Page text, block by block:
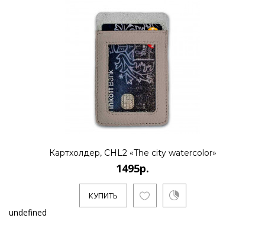
Картхолдер, CHL2 «The city watercolor»
1495р.
КУПИТЬ
undefined